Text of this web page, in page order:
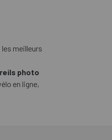
meilleurs
photo
en ligne,